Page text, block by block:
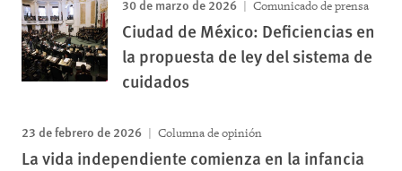
30 de marzo de 2026 Comunicado de prensa
Ciudad de México: Deficiencias en
la propuesta de ley del sistema de
cuidados
23 de febrero de 2026 Columna de opinión
La vida independiente comienza en la infancia